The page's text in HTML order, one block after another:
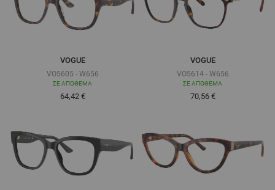
VOGUE
VO5605 - W656
ΣΕ ΑΠΌΘΕΜΑ
Τόσο χαμηλά όσο
64,42 €
VOGUE
VO5614 - W656
ΣΕ ΑΠΌΘΕΜΑ
Τόσο χαμηλά όσο
70,56 €